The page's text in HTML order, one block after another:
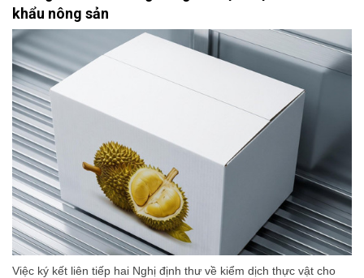
khẩu nông sản
Việc ký kết liên tiếp hai Nghị định thư về kiểm dịch thực vật cho